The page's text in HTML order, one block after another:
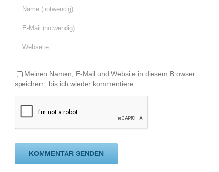
Meinen Namen, E-Mail und Website in diesem Browser
speichern, bis ich wieder kommentiere.